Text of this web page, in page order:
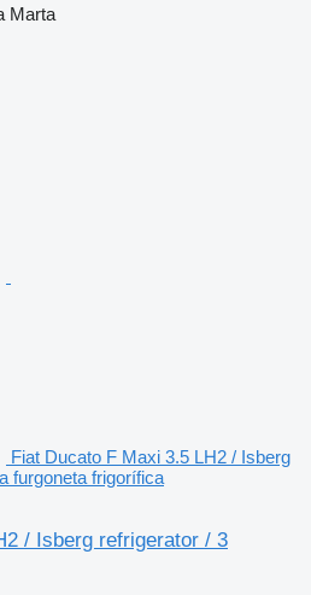
Marta
Fiat Ducato F Maxi 3.5 LH2 / Isberg
furgoneta frigorífica
/ Isberg refrigerator / 3